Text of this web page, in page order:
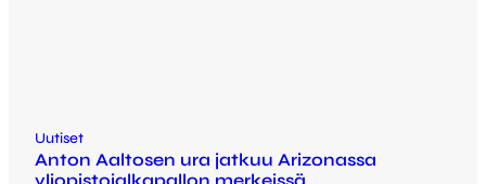
Uutiset
Anton Aaltosen ura jatkuu Arizonassa